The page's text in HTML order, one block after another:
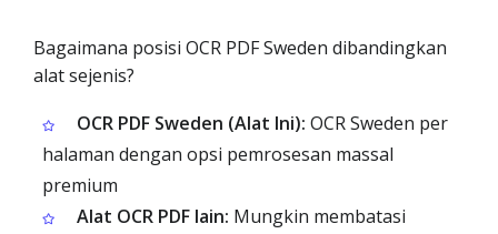
Bagaimana posisi OCR PDF Sweden dibandingkan
alat sejenis?
OCR PDF Sweden (Alat Ini): OCR Sweden per
halaman dengan opsi pemrosesan massal
premium
Alat OCR PDF lain: Mungkin membatasi